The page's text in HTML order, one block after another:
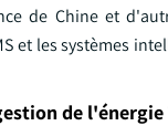
de Chine et
et les systèmes
de l'énergie